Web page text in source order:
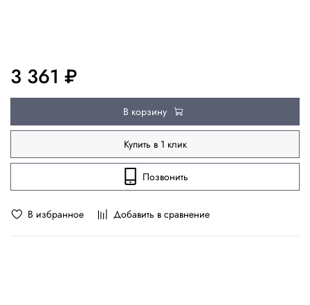
В избранное Добавить в сравнение
3 361 ₽
В корзину
Купить в 1 клик
Позвонить